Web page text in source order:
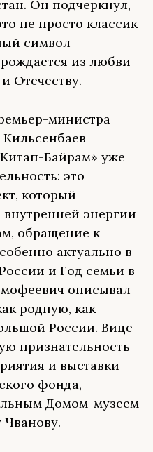
Он подчеркнул,
не просто классик
символ
из любви
Отечеству.
министра
Кильсенбаев
Байрам» уже
это
который
внутренней энергии
обращение к
актуально в
и Год семьи в
описывал
родную, как
России. Вице-
признательность
и выставки
фонда,
Домом-музеем
Чванову.